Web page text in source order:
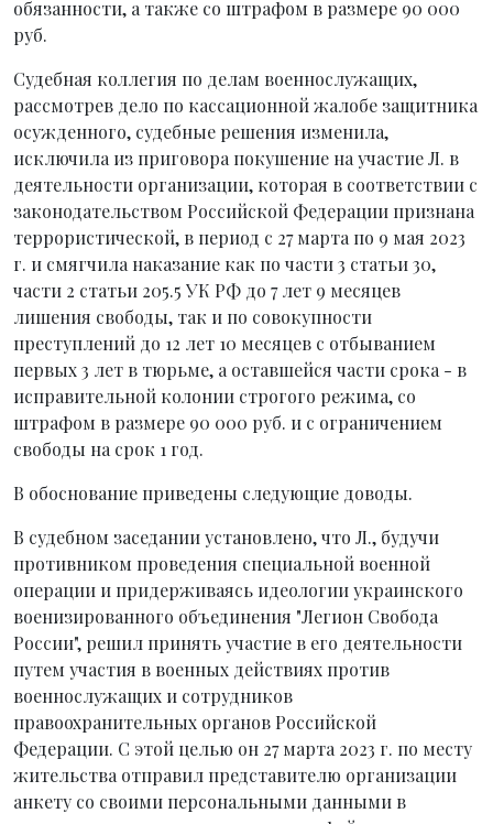
обязанности, а также со штрафом в размере 90 000
руб.
Судебная коллегия по делам военнослужащих,
рассмотрев дело по кассационной жалобе защитника
осужденного, судебные решения изменила,
исключила из приговора покушение на участие Л. в
деятельности организации, которая в соответствии с
законодательством Российской Федерации признана
террористической, в период с 27 марта по 9 мая 2023
г. и смягчила наказание как по части 3 статьи 30,
части 2 статьи 205.5 УК РФ до 7 лет 9 месяцев
лишения свободы, так и по совокупности
преступлений до 12 лет 10 месяцев с отбыванием
первых 3 лет в тюрьме, а оставшейся части срока - в
исправительной колонии строгого режима, со
штрафом в размере 90 000 руб. и с ограничением
свободы на срок 1 год.
В обоснование приведены следующие доводы.
В судебном заседании установлено, что Л., будучи
противником проведения специальной военной
операции и придерживаясь идеологии украинского
военизированного объединения "Легион Свобода
России", решил принять участие в его деятельности
путем участия в военных действиях против
военнослужащих и сотрудников
правоохранительных органов Российской
Федерации. С этой целью он 27 марта 2023 г. по месту
жительства отправил представителю организации
анкету со своими персональными данными в